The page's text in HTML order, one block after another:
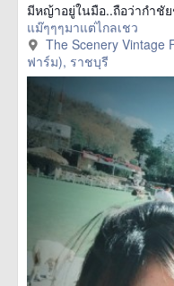
มีหญ้าอยู่ในมือ..ถือว่ากำชั
แม๊ๆๆๆมาแต่ไกลเชว
The Scenery Vintage
ฟาร์ม), ราชบุรี